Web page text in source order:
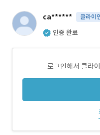
ca****** 클라이
인증 완료
로그인해서 클라